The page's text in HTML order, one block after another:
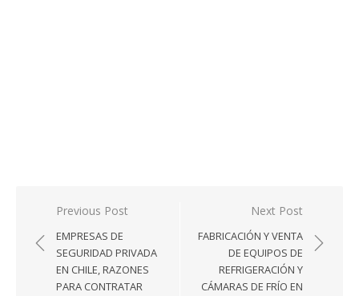
Navegación
de
entradas
Previous Post
EMPRESAS DE
SEGURIDAD PRIVADA
EN CHILE, RAZONES
PARA CONTRATAR
Next Post
FABRICACIÓN Y VENTA
DE EQUIPOS DE
REFRIGERACIÓN Y
CÁMARAS DE FRÍO EN